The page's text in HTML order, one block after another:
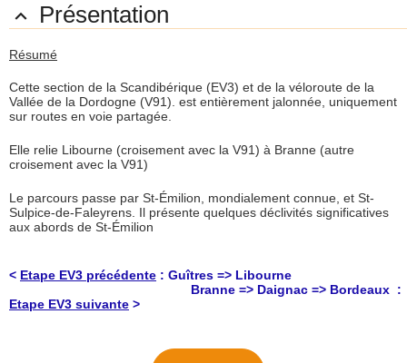
 Présentation
Résumé
Cette section de la Scandibérique (EV3) et de la véloroute de la
Vallée de la Dordogne (V91). est entièrement jalonnée, uniquement
sur routes en voie partagée.
Elle relie Libourne (croisement avec la V91) à Branne (autre
croisement avec la V91)
Le parcours passe par St-Émilion, mondialement connue, et St-
Sulpice-de-Faleyrens. Il présente quelques déclivités significatives
aux abords de St-Émilion
< Etape EV3 précédente : Guîtres => Libourne
Branne => Daignac => Bordeaux :
Etape EV3 suivante >